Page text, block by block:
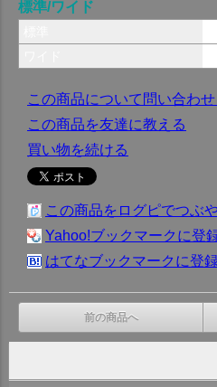
標準/ワイド
この商品について問い合わせ
この商品を友達に教える
買い物を続ける
この商品をログピでつぶや
Yahoo!ブックマークに登
はてなブックマークに登
前の商品へ